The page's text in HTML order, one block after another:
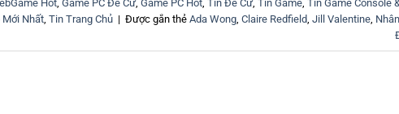
Hot, Game PC Đề Cử, Game PC Hot, Tin Đề Cử, Tin Game, Tin Game Console
Mới Nhất, Tin Trang Chủ | Được gắn thẻ Ada Wong, Claire Redfield, Jill Valentine,